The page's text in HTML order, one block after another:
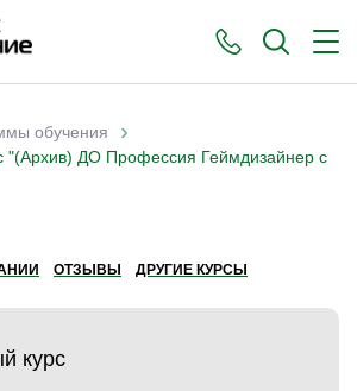
обучения ›
"(Архив) ДО Профессия Геймдизайнер с
ОТЗЫВЫ ДРУГИЕ КУРСЫ
курс